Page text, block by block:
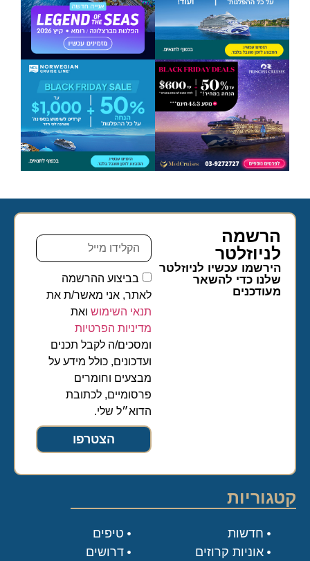
הרשמה
לניוזלטר​
הירשמו עכשיו לניוזלטר
שלנו כדי להשאר
מעודכנים
בביצוע ההרשמה
לאתר, אני מאשר/ת את
תנאי השימושואת
מדיניות הפרטיות
ומסכים/ה לקבל תכנים
ועדכונים, כולל מידע על
מבצעים וחומרים
פרסומיים, לכתובת
הדוא״ל שלי.
הצטרפו
קטגוריות
טיפים
דרושים
חדשות
אוניות קרוזים